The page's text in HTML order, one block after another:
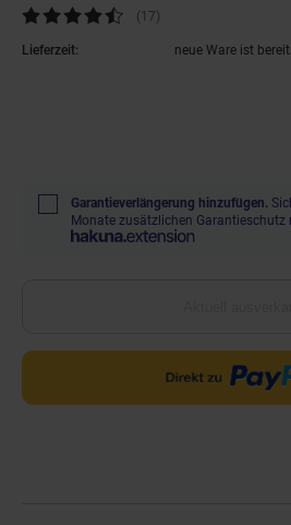
Kundenbewertung: 4,53 von 5 Sternen
(17Kundenbewertungen
)
Lieferzeit: neue Ware ist
Garantieverlängerung hinzufügen.
Monate zusätzlichen Garantieschutz